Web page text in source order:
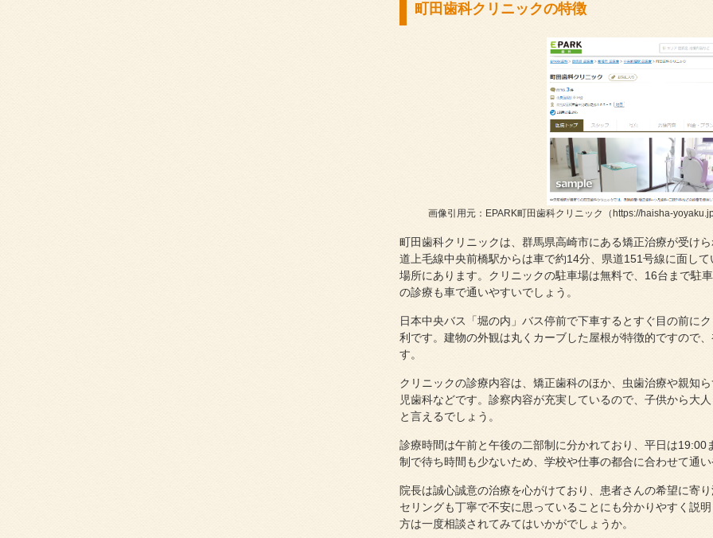
町田歯科クリニックの特徴
画像引用元：EPARK町田歯科クリニック（https://haisha-
町田歯科クリニックは、群馬県高崎市にある矯正治療が受け
道上毛線中央前橋駅からは車で約14分、県道151号線に面し
場所にあります。クリニックの駐車場は無料で、16台まで駐
の診療も車で通いやすいでしょう。
日本中央バス「堀の内」バス停前で下車するとすぐ目の前に
利です。建物の外観は丸くカーブした屋根が特徴的ですので
す。
クリニックの診療内容は、矯正歯科のほか、虫歯治療や親知
児歯科などです。診察内容が充実しているので、子供から大
と言えるでしょう。
診療時間は午前と午後の二部制に分かれており、平日は
制で待ち時間も少ないため、学校や仕事の都合に合わせて通
院長は誠心誠意の治療を心がけており、患者さんの希望に寄
セリングも丁寧で不安に思っていることにも分かりやすく説
方は一度相談されてみてはいかがでしょうか。